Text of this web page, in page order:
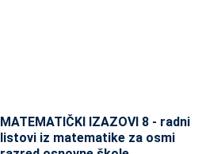
MATEMATIČKI IZAZOVI 8 - radni
listovi iz matematike za osmi